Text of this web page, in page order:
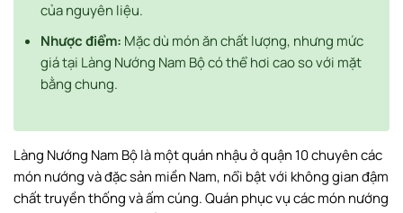
của nguyên liệu.
Nhược điểm: Mặc dù món ăn chất lượng, nhưng mức
giá tại Làng Nướng Nam Bộ có thể hơi cao so với mặt
bằng chung.
Làng Nướng Nam Bộ là một quán nhậu ở quận 10 chuyên các
món nướng và đặc sản miền Nam, nổi bật với không gian đậm
chất truyền thống và ấm cúng. Quán phục vụ các món nướng